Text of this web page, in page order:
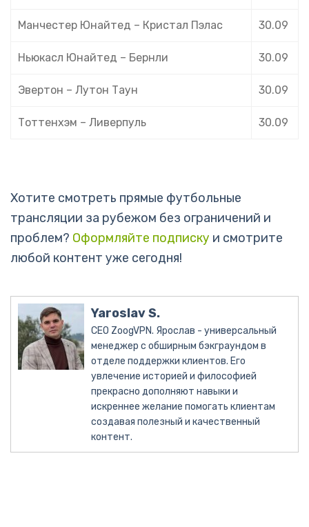
Манчестер Юнайтед – Кристал Пэлас 30.09
Ньюкасл Юнайтед – Бернли 30.09
Эвертон – Лутон Таун 30.09
Тоттенхэм – Ливерпуль 30.09
Хотите смотреть прямые футбольные
трансляции за рубежом без ограничений и
проблем? Оформляйте подписку и смотрите
любой контент уже сегодня!
Yaroslav S.
CEO ZoogVPN. Ярослав - универсальный
менеджер с обширным бэкграундом в
отделе поддержки клиентов. Его
увлечение историей и философией
прекрасно дополняют навыки и
искреннее желание помогать клиентам
создавая полезный и качественный
контент.